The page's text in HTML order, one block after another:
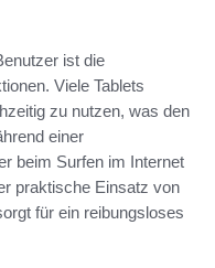
ist die
Viele Tablets
zu nutzen, was den
einer
beim Surfen im Internet
praktische Einsatz von
für ein reibungsloses